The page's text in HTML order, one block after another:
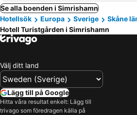
Se alla boenden i Simrishamn
Hotellsök
Europa Sverige Skåne
Hotell Turistgården i Simrishamn
Välj ditt land
Lägg till på Google
Hitta våra resultat enkelt: Lägg till
trivago som föredragen källa på